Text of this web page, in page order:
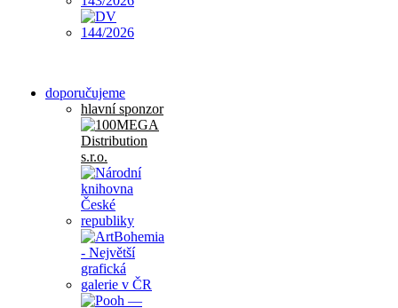
doporučujeme
hlavní sponzor